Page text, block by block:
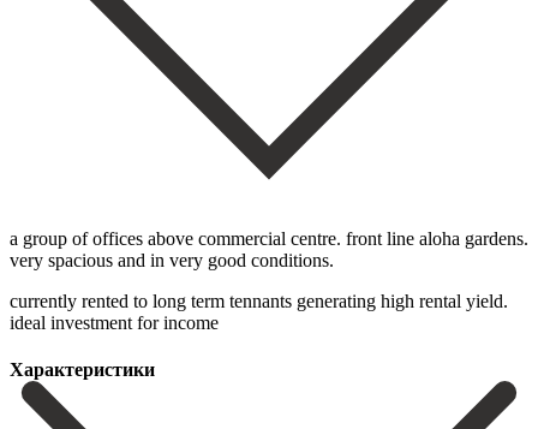
a group of offices above commercial centre. front line aloha gardens.
very spacious and in very good conditions.
currently rented to long term tennants generating high rental yield.
ideal investment for income
Характеристики